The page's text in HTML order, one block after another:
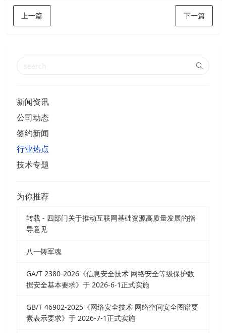
上一篇 下一篇
新闻资讯
公司动态
签约新闻
行业热点
技术专题
为你推荐
转载 - 四部门关于推动互联网基础资源高质量发展的指
导意见
八一铸军魂
GA/T 2380-2026《信息安全技术 网络安全等级保护数
据安全基本要求》于 2026-6-1正式实施
GB/T 46902-2025《网络安全技术 网络空间安全图谱要
素表示要求》于 2026-7-1正式实施